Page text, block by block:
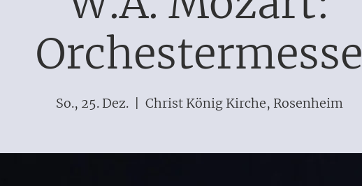
Orchestermesse
So., 25. Dez.
  |
Christ König Kirche, Rosenheim